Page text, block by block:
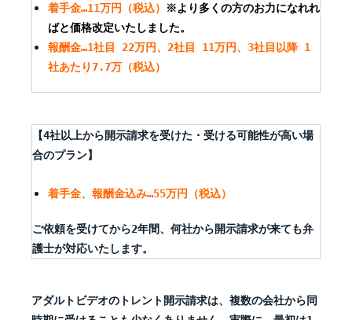
着手金…11万円（税込）
※より多くの方のお力になれれ
ばと価格改定いたしました。
報酬金…1社目 22万円、2社目 11万円、3社目以降 1
社あたり7.7万（税込）
【4社以上から開示請求を受けた・受ける可能性が高い場
合のプラン】
着手金、報酬金込み…55万円（税込）
ご依頼を受けてから2年間、何社から開示請求が来ても弁
護士が対応いたします。
アダルトビデオのトレント開示請求は、複数の会社から同